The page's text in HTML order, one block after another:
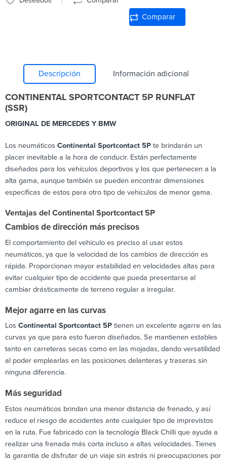
Comparar
Descripción Información adicional
CONTINENTAL SPORTCONTACT 5P RUNFLAT
(SSR)
ORIGINAL DE MERCEDES Y BMW
Los neumáticos Continental Sportcontact 5P te brindarán un
placer inevitable a la hora de conducir. Están perfectamente
diseñados para los vehículos deportivos y los que pertenecen a la
alta gama, aunque también se pueden encontrar dimensiones
específicas de estos para otro tipo de vehículos de menor gama.
Ventajas del Continental Sportcontact 5P
Cambios de dirección más precisos
El comportamiento del vehículo es preciso al usar estos
neumáticos, ya que la velocidad de los cambios de dirección es
rápida. Proporcionan mayor estabilidad en velocidades altas para
evitar cualquier tipo de accidente que pueda presentarse al
cambiar drásticamente de terreno regular a irregular.
Mejor agarre en las curvas
Los Continental Sportcontact 5P tienen un excelente agarre en las
curvas ya que para esto fueron diseñados. Se mantienen estables
tanto en carreteras secas como en las mojadas, dando versatilidad
al poder emplearlas en las posiciones delanteras y traseras sin
ninguna diferencia.
Más seguridad
Estos neumáticos brindan una menor distancia de frenado, y así
reduce el riesgo de accidentes ante cualquier tipo de imprevistos
en la ruta. Fue fabricado con la tecnología Black Chilli que ayuda a
realizar una frenada más corta incluso a altas velocidades. Tienes
la garantía de disfrutar de un viaje sin estrés ni preocupaciones por